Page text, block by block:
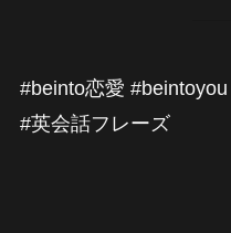
#beinto恋愛
#英会話フレーズ